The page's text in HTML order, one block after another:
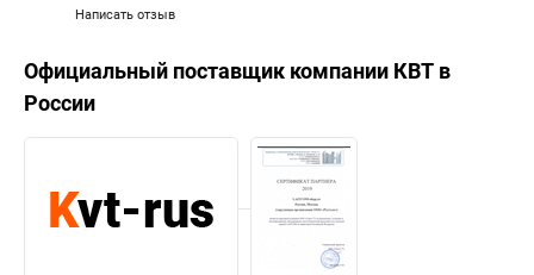
Написать отзыв
Официальный поставщик компании КВТ в
России